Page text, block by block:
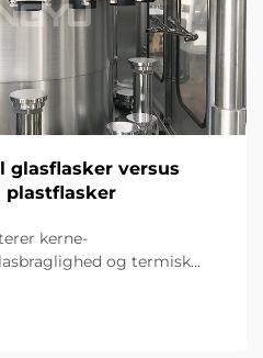
glasflasker versus
kerne-
og termisk
At arbejde med